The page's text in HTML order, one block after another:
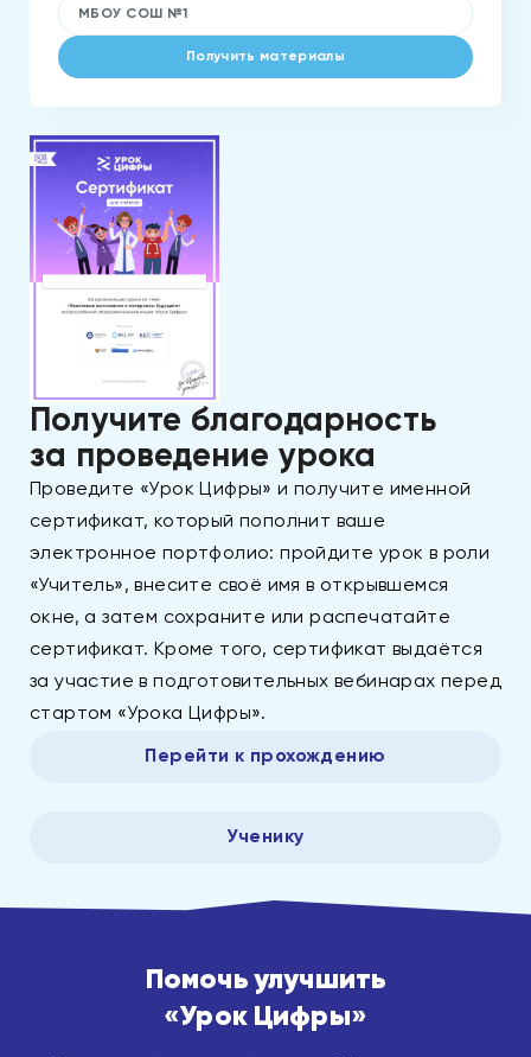
Ученику
Получите благодарность
за проведение урока
Проведите «Урок Цифры» и получите именной
сертификат, который пополнит ваше
электронное портфолио: пройдите урок в роли
«Учитель», внесите своё имя в открывшемся
окне, а затем сохраните или распечатайте
сертификат. Кроме того, сертификат выдаётся
за участие в подготовительных вебинарах перед
стартом «Урока Цифры».
Перейти к прохождению
Помочь улучшить
«Урок Цифры»